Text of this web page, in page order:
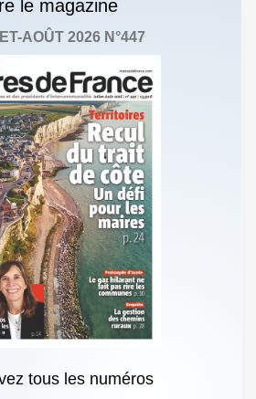
le magazine
AOÛT 2026 N°447
tous les numéros